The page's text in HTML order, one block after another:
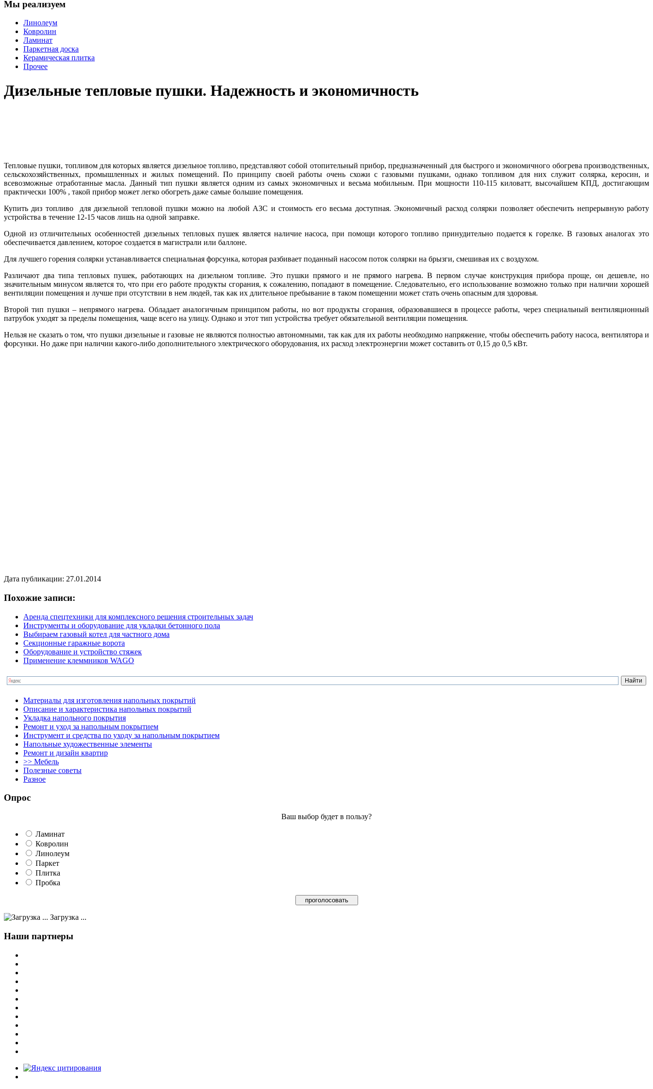
Мы реализуем
Линолеум
Ковролин
Ламинат
Паркетная доска
Керамическая плитка
Прочее
Дизельные тепловые пушки. Надежность и экономичность
Тепловые пушки, топливом для которых является дизельное топливо, представляют собой отопительный прибор, предназначенный для быстрого и экономичного обогрева производственных,
сельскохозяйственных, промышленных и жилых помещений. По принципу своей работы очень схожи с газовыми пушками, однако топливом для них служит солярка, керосин, и
всевозможные отработанные масла. Данный тип пушки является одним из самых экономичных и весьма мобильным. При мощности 110-115 киловатт, высочайшем КПД, достигающим
практически 100% , такой прибор может легко обогреть даже самые большие помещения.
Купить диз топливо для дизельной тепловой пушки можно на любой АЗС и стоимость его весьма доступная. Экономичный расход солярки позволяет обеспечить непрерывную работу
устройства в течение 12-15 часов лишь на одной заправке.
Одной из отличительных особенностей дизельных тепловых пушек является наличие насоса, при помощи которого топливо принудительно подается к горелке. В газовых аналогах это
обеспечивается давлением, которое создается в магистрали или баллоне.
Для лучшего горения солярки устанавливается специальная форсунка, которая разбивает поданный насосом поток солярки на брызги, смешивая их с воздухом.
Различают два типа тепловых пушек, работающих на дизельном топливе. Это пушки прямого и не прямого нагрева. В первом случае конструкция прибора проще, он дешевле, но
значительным минусом является то, что при его работе продукты сгорания, к сожалению, попадают в помещение. Следовательно, его использование возможно только при наличии хорошей
вентиляции помещения и лучше при отсутствии в нем людей, так как их длительное пребывание в таком помещении может стать очень опасным для здоровья.
Второй тип пушки – непрямого нагрева. Обладает аналогичным принципом работы, но вот продукты сгорания, образовавшиеся в процессе работы, через специальный вентиляционный
патрубок уходят за пределы помещения, чаще всего на улицу. Однако и этот тип устройства требует обязательной вентиляции помещения.
Нельзя не сказать о том, что пушки дизельные и газовые не являются полностью автономными, так как для их работы необходимо напряжение, чтобы обеспечить работу насоса, вентилятора и
форсунки. Но даже при наличии какого-либо дополнительного электрического оборудования, их расход электроэнергии может составить от 0,15 до 0,5 кВт.
Дата публикации: 27.01.2014
Похожие записи:
Аренда спецтехники для комплексного решения строительных задач
Инструменты и оборудование для укладки бетонного пола
Выбираем газовый котел для частного дома
Секционные гаражные ворота
Оборудование и устройство стяжек
Применение клеммников WAGO
Материалы для изготовления напольных покрытий
Описание и характеристика напольных покрытий
Укладка напольного покрытия
Ремонт и уход за напольным покрытием
Инструмент и средства по уходу за напольным покрытием
Напольные художественные элементы
Ремонт и дизайн квартир
>> Мебель
Полезные советы
Разное
Опрос
Ваш выбор будет в пользу?
Ламинат
Ковролин
Линолеум
Паркет
Плитка
Пробка
Загрузка ...
Наши партнеры